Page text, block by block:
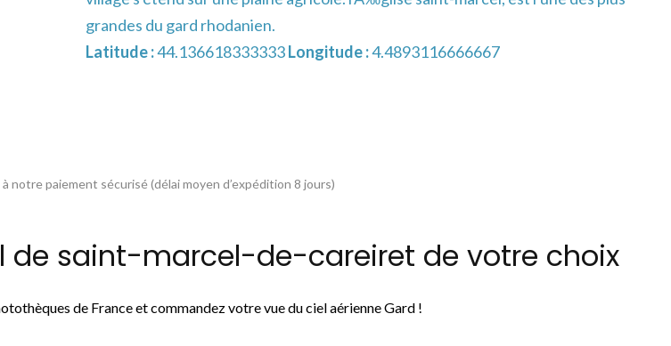
grandes du gard rhodanien.
Latitude :44.136618333333Longitude :4.4893116666667
notre paiement sécurisé (délai moyen d’expédition 8 jours)
de saint-marcel-de-careiret de votre choix
de France et commandez votre vue du ciel aérienne Gard !